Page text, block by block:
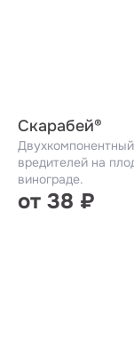
Скарабей®
вредителей на
винограде.
от 38 ₽